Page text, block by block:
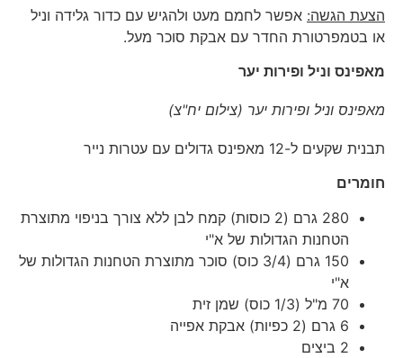
הצעת הגשה:אפשר לחמם מעט ולהגיש עם כדור גלידה וניל
או בטמפרטורת החדר עם אבקת סוכר מעל.
מאפינס וניל ופירות יער
מאפינס וניל ופירות יער (צילום יח"צ)
תבנית שקעים ל-12 מאפינס גדולים עם עטרות נייר
חומרים
280 גרם (2 כוסות) קמח לבן ללא צורך בניפוי מתוצרת
הטחנות הגדולות של א"י
150 גרם (3/4 כוס) סוכר מתוצרת הטחנות הגדולות של
70 מ"ל (1/3 כוס) שמן זית
6 גרם (2 כפיות) אבקת אפייה
2 ביצים